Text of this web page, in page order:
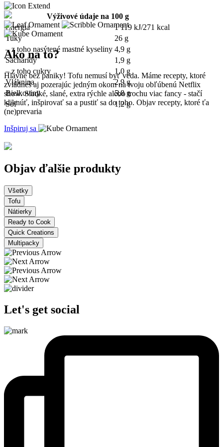
Výživové údaje na 100 g
Energia
1 119 kJ/271 kcal
Tuky
26 g
– z toho nasýtené mastné kyseliny 4,9 g
Sacharidy
1,9 g
– z toho cukry
1,0 g
Vláknina
2,9 g
Bielkoviny
5,8 g
Soľ
1,2 g
Ako na to?
Hlavne bez paniky! Tofu nemusí byť veda. Máme recepty, ktoré
zvládneš aj pozerajúc jedným okom na tvoju obľúbenú Netflix
show. Sladké, slané, extra rýchle alebo trochu viac fancy - stačí
kliknúť, inšpirovať sa a pustiť sa do toho. Objav recepty, ktoré ťa
(ne)prevaria
Inšpiruj sa
Objav ďalšie produkty
Všetky
Tofu
Nátierky
Ready to Cook
Quick Creations
Multipacky
Let's get social